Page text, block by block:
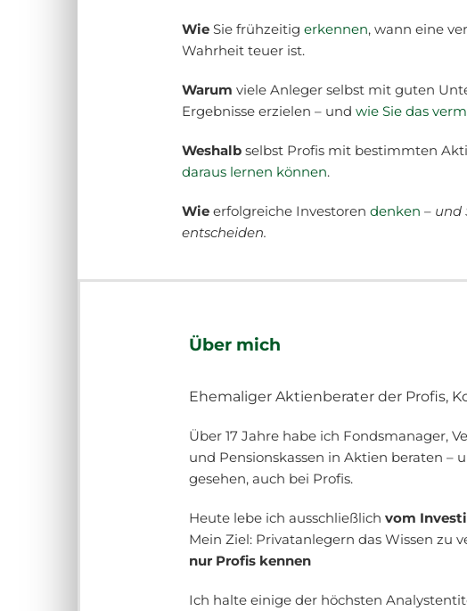
Wie Sie frühzeitigerkennen, wann eine
Wahrheit teuer ist.
Warum viele Anleger selbst mit guten
Ergebnisse erzielen – undwie Sie das
Weshalb selbst Profis mit bestimmten
daraus lernen können.
Wie erfolgreiche Investorendenken – und
entscheiden.
Über mich
Ehemaliger Aktienberater der Profis,
Über 17 Jahre habe ich Fondsmanager,
und Pensionskassen in Aktien beraten –
gesehen, auch bei Profis.
Heute lebe ich ausschließlichvom
Mein Ziel: Privatanlegern das Wissen zu
nur Profis kennen
Ich halte einige der höchsten